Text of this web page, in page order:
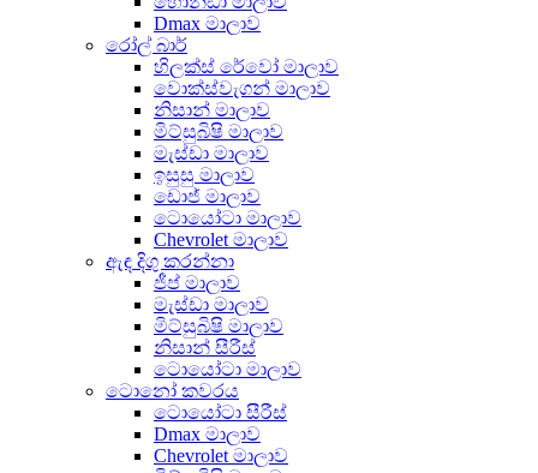
Dmax මාලාව
රෝල් බාර්
හිලක්ස් රේවෝ මාලාව
වොක්ස්වැගන් මාලාව
නිසාන් මාලාව
මිට්සුබිෂි මාලාව
මැස්ඩා මාලාව
ඉසුසු මාලාව
ඩොජ් මාලාව
ටොයෝටා මාලාව
Chevrolet මාලාව
ඇඳ දිගු කරන්නා
ජීප් මාලාව
මැස්ඩා මාලාව
මිට්සුබිෂි මාලාව
නිසාන් සීරීස්
ටොයෝටා මාලාව
ටොනෝ කවරය
ටොයෝටා සීරීස්
Dmax මාලාව
Chevrolet මාලාව